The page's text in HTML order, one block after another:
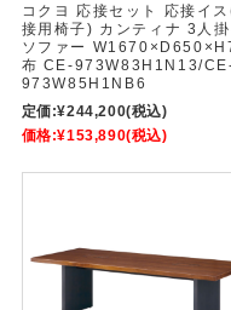
コクヨ 応接セット 応接イ
接用椅子) カンティナ 3人掛
ソファー
布 CE-973W83H1N13/
973W85H1NB6
定価:¥244,200(税込)
価格:¥153,890(税込)